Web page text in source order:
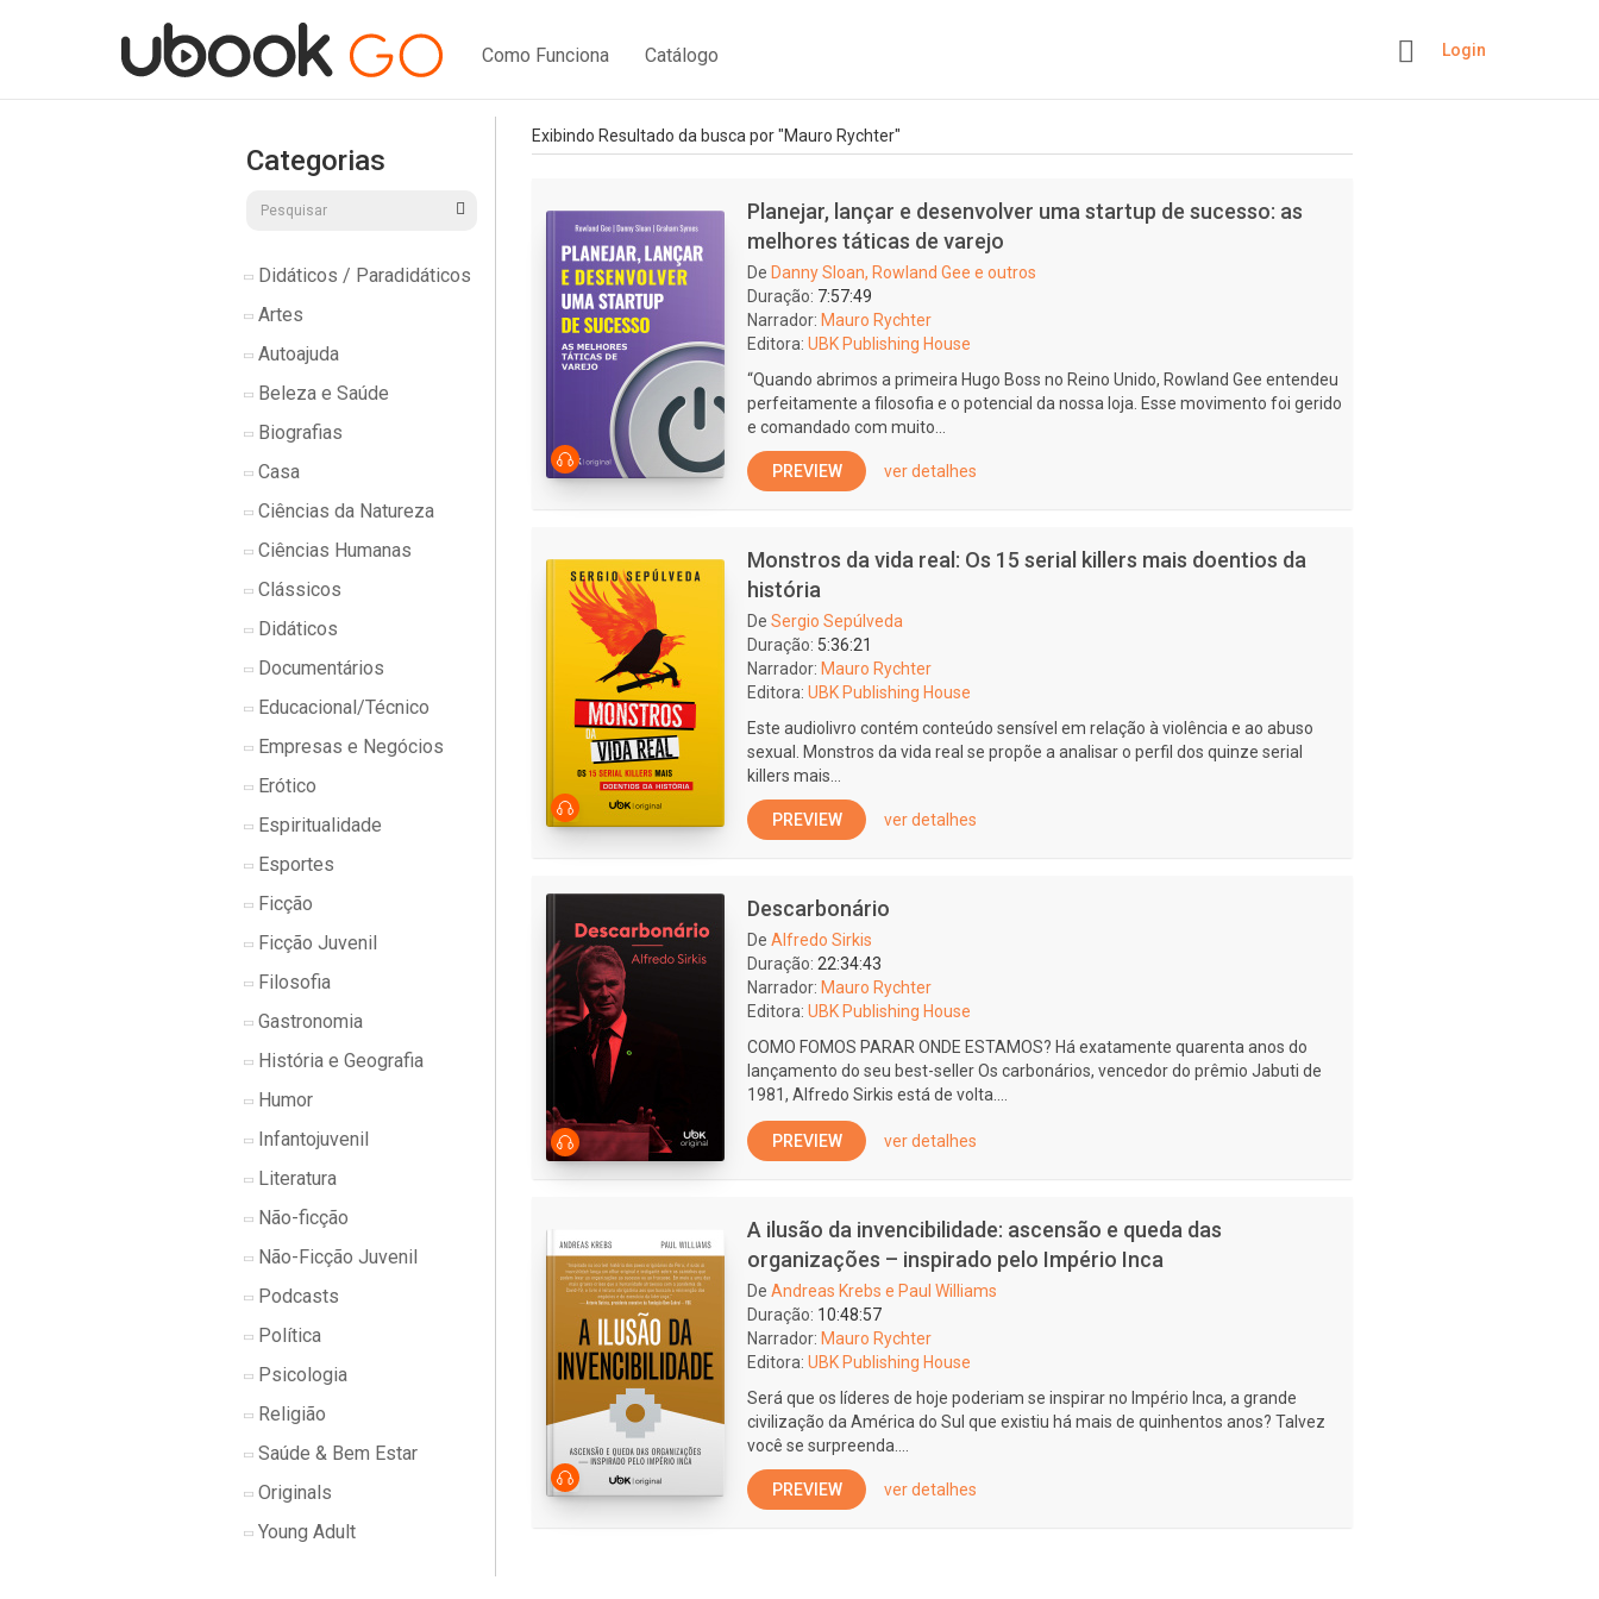
Como Funciona Catálogo Login
Categorias
Didáticos / Paradidáticos
Artes
Autoajuda
Beleza e Saúde
Biografias
Casa
Ciências da Natureza
Ciências Humanas
Clássicos
Didáticos
Documentários
Educacional/Técnico
Empresas e Negócios
Erótico
Espiritualidade
Esportes
Ficção
Ficção Juvenil
Filosofia
Gastronomia
História e Geografia
Humor
Infantojuvenil
Literatura
Não-ficção
Não-Ficção Juvenil
Podcasts
Política
Psicologia
Religião
Saúde & Bem Estar
Originals
Young Adult
Exibindo Resultado da busca por "Mauro Rychter"
Planejar, lançar e desenvolver uma startup de sucesso: as
melhores táticas de varejo
De Danny Sloan, Rowland Gee e outros
Duração: 7:57:49
Narrador: Mauro Rychter
Editora: UBK Publishing House
“Quando abrimos a primeira Hugo Boss no Reino Unido, Rowland Gee entendeu
perfeitamente a filosofia e o potencial da nossa loja. Esse movimento foi gerido
e comandado com muito...
PREVIEW ver detalhes
Monstros da vida real: Os 15 serial killers mais doentios da
história
De Sergio Sepúlveda
Duração: 5:36:21
Narrador: Mauro Rychter
Editora: UBK Publishing House
Este audiolivro contém conteúdo sensível em relação à violência e ao abuso
sexual. Monstros da vida real se propõe a analisar o perfil dos quinze serial
killers mais...
PREVIEW ver detalhes
Descarbonário
De Alfredo Sirkis
Duração: 22:34:43
Narrador: Mauro Rychter
Editora: UBK Publishing House
COMO FOMOS PARAR ONDE ESTAMOS? Há exatamente quarenta anos do
lançamento do seu best-seller Os carbonários, vencedor do prêmio Jabuti de
1981, Alfredo Sirkis está de volta....
PREVIEW ver detalhes
A ilusão da invencibilidade: ascensão e queda das
organizações – inspirado pelo Império Inca
De Andreas Krebs e Paul Williams
Duração: 10:48:57
Narrador: Mauro Rychter
Editora: UBK Publishing House
Será que os líderes de hoje poderiam se inspirar no Império Inca, a grande
civilização da América do Sul que existiu há mais de quinhentos anos? Talvez
você se surpreenda....
PREVIEW ver detalhes